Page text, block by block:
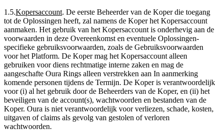
1.5.Kopersaccount. De eerste Beheerder van de Koper die toegang
tot de Oplossingen heeft, zal namens de Koper het Kopersaccount
aanmaken. Het gebruik van het Kopersaccount is onderhevig aan de
voorwaarden in deze Overeenkomst en eventuele Oplossingen-
specifieke gebruiksvoorwaarden, zoals de Gebruiksvoorwaarden
voor het Platform. De Koper mag het Kopersaccount alleen
gebruiken voor diens rechtmatige interne zaken en mag de
aangeschafte Oura Rings alleen verstrekken aan In aanmerking
komende personen tijdens de Termijn. De Koper is verantwoordelijk
voor (i) al het gebruik door de Beheerders van de Koper, en (ii) het
beveiligen van de account(s), wachtwoorden en bestanden van de
Koper. Oura is niet verantwoordelijk voor verliezen, schade, kosten,
uitgaven of claims als gevolg van gestolen of verloren
wachtwoorden.